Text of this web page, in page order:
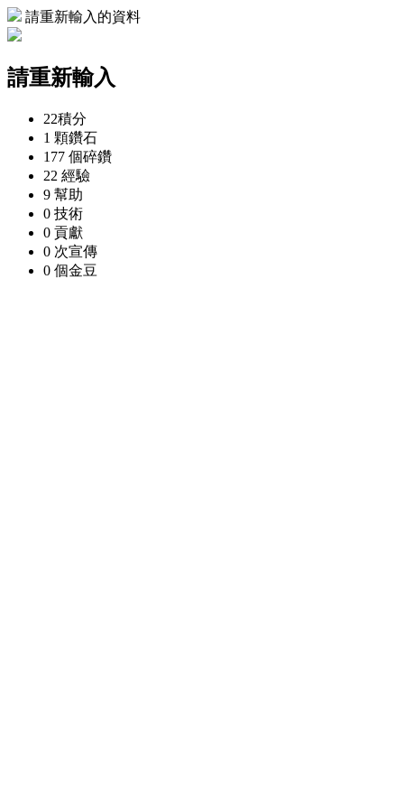
請重新輸入的資料
請重新輸入
22積分
1 顆鑽石
177 個碎鑽
22 經驗
9 幫助
0 技術
0 貢獻
0 次宣傳
0 個金豆